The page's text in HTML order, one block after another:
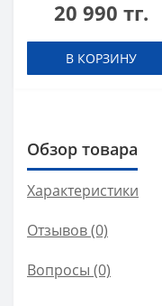
100.000 Apple 500 мл
20 990 тг.
В КОРЗИНУ
Обзор товара
Характеристики
Отзывов (0)
Вопросы (0)